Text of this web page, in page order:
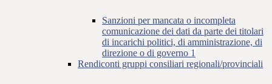
Sanzioni per mancata o incompleta
comunicazione dei dati da parte dei titolari
di incarichi politici, di amministrazione, di
direzione o di governo 1
Rendiconti gruppi consiliari regionali/provinciali